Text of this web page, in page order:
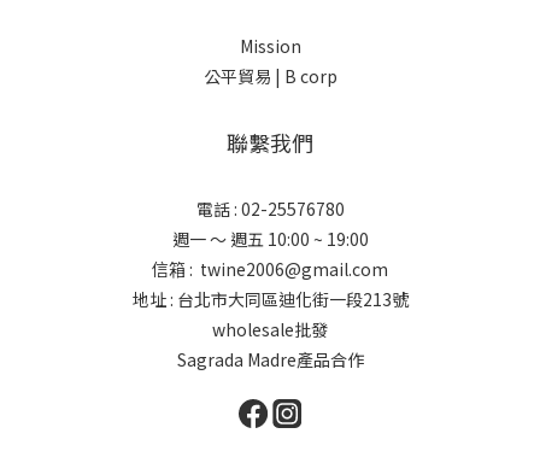
Mission
公平貿易 | B corp
聯繫我們
電話 : 02-25576780
週一 ～ 週五 10:00 ~ 19:00
信箱 : twine2006@gmail.com
地址 : 台北市大同區迪化街一段213號
wholesale批發
Sagrada Madre產品合作